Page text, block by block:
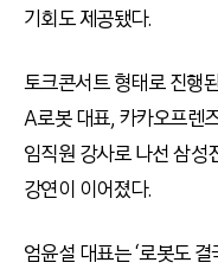
기회도 제공됐다.
토크콘서트 형태로 진행
A로봇 대표, 카카오프렌
임직원 강사로 나선 삼성
강연이 이어졌다.
엄윤설 대표는 ‘로봇도